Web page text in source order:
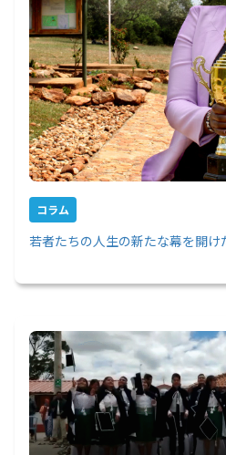
コラム
若者たちの人生の新たな幕を開け